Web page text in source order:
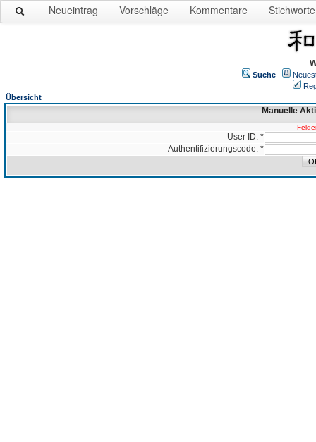
Neueintrag Vorschläge Kommentare Stichworte
Suche
Übersicht
Manuelle
User ID: *
Authentifizierungscode: *